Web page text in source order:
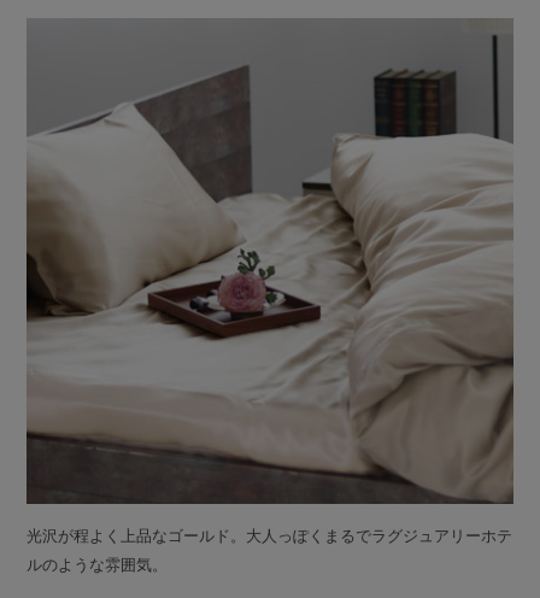
光沢が程よく上品なゴールド。大人っぽくまるでラグジュアリーホテ
ルのような雰囲気。